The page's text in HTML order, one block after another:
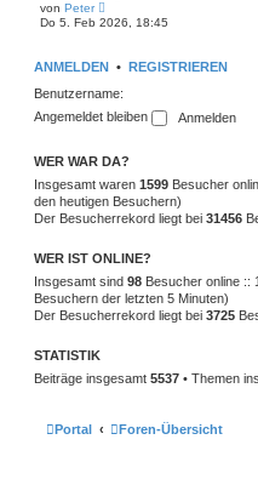
i
t
g
von Peter
e
u
t
r
B
e
r
g
Do 5. Feb 2026, 18:45
ANMELDEN • REGISTRIEREN
Benutzername:
Angemeldet bleiben
WER WAR DA?
Insgesamt waren 1599 Besucher
den heutigen Besuchern)
Der Besucherrekord liegt bei 31456
WER IST ONLINE?
Insgesamt sind 98 Besucher online ::
Besuchern der letzten 5 Minuten)
Der Besucherrekord liegt bei 3725
STATISTIK
Beiträge insgesamt 5537 • Themen
Portal Foren-Übersicht